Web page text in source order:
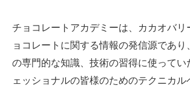
チョコレートアカデミーは、カカオバリ
ョコレートに関する情報の発信源であり
の専門的な知識、技術の習得に使ってい
ェッショナルの皆様のためのテクニカル